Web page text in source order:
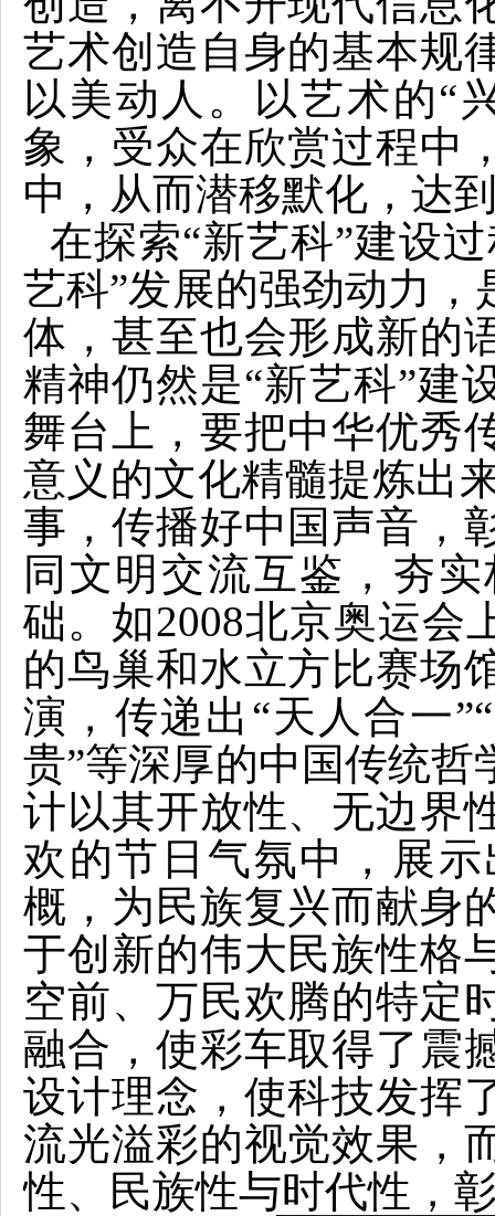
艺术创造自身的基本规
以美动人。以艺术的“
象，受众在欣赏过程中
中，从而潜移默化，达
在探索“新艺科”建设
艺科”发展的强劲动力
体，甚至也会形成新的
精神仍然是“新艺科”建
舞台上，要把中华优秀
意义的文化精髓提炼出
事，传播好中国声音，
同文明交流互鉴，夯
础。如2008北京奥运会
的鸟巢和水立方比赛场
演，传递出“天人合一
贵”等深厚的中国传统
计以其开放性、无边界
欢的节日气氛中，展
概，为民族复兴而献身
于创新的伟大民族性格
空前、万民欢腾的特定
融合，使彩车取得了震
设计理念，使科技发挥
流光溢彩的视觉效果，
性、民族性与时代性，